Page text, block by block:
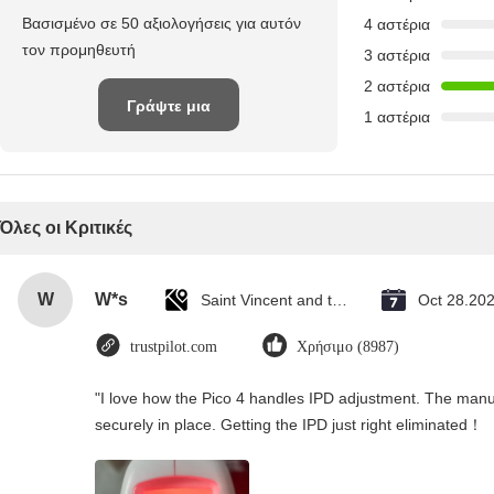
Βασισμένο σε 50 αξιολογήσεις για αυτόν
τον προμηθευτή
Γράψτε μια
4 αστέρια
3 αστέρια
2 αστέρια
1 αστέρια
Όλες οι Κριτικές
W W*s Oct
trustpilot.com Χρήσιμο (8987)
"I love how the Pico 4 handles IPD adjustment. The
securely in place. Getting the IPD just right eliminated！